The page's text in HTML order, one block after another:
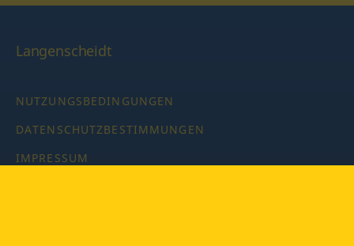
Langenscheidt
NUTZUNGSBEDINGUNGEN
DATENSCHUTZBESTIMMUNGEN
IMPRESSUM